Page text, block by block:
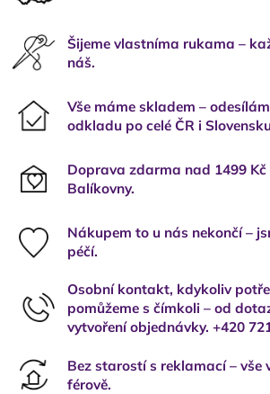
Šijeme vlastníma rukama –
náš.
Vše máme skladem –
odkladu po celé ČR i
Doprava zdarma nad 1499
Balíkovny.
Nákupem to u nás nekončí –
péčí.
Osobní kontakt, kdykoliv
pomůžeme s čímkoli – od
vytvoření objednávky. +420
Bez starostí s reklamací – vše
férově.